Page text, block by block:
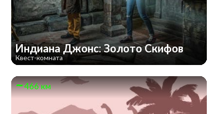
Индиана Джонс: Золото Скифов
Квест-комната
466 км